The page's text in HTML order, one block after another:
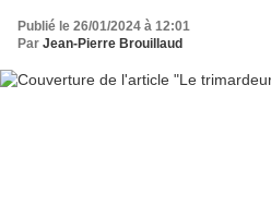
Publié le 26/01/2024 à 12:01
Par Jean-Pierre Brouillaud